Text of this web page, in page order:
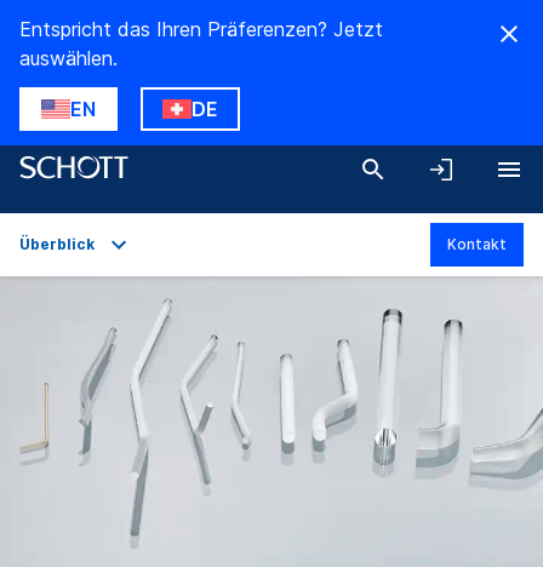
Entspricht das Ihren Präferenzen? Jetzt
auswählen.
EN DE
Anwendungen
Technische Daten
Produktvarianten
Downloads
Überblick Kontakt